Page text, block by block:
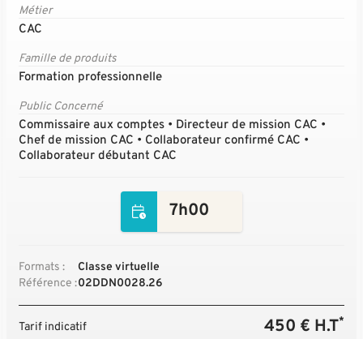
Métier
CAC
Famille de produits
Formation professionnelle
Public Concerné
Commissaire aux comptes • Directeur de mission CAC •
Chef de mission CAC • Collaborateur confirmé CAC •
Collaborateur débutant CAC
7h00
Formats :
Classe virtuelle
Référence :02DDN0028.26
Tarif indicatif 450 € H.T*